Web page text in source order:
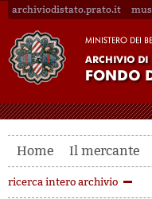
archiviodistato.prato.it
Home Il mercante
ricerca intero archivio